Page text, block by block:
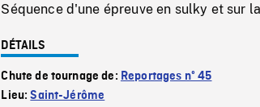
Séquence d'une épreuve en sulky et sur
DÉTAILS
Chute de tournage de: Reportages nº 45
Lieu:Saint-Jérôme